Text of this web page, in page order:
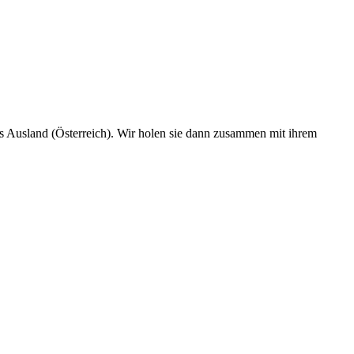
Ausland (Österreich). Wir holen sie dann zusammen mit ihrem